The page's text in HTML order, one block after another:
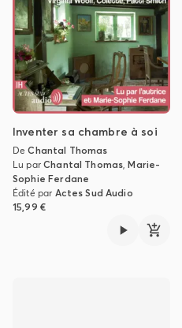
Inventer sa chambre à soi
DeChantal Thomas
Lu parChantal Thomas,Marie-
Sophie Ferdane
Édité par Actes Sud Audio
15,99 €